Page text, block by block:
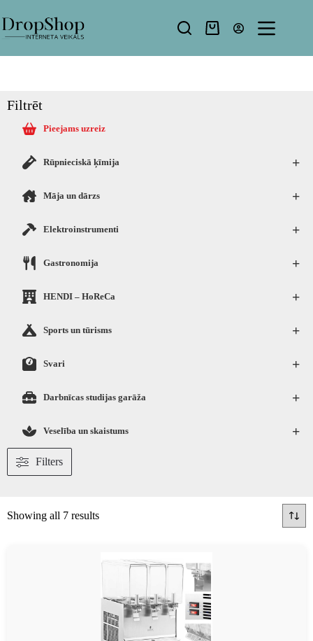
Filtrēt
Pieejams uzreiz
+
Rūpnieciskā ķīmija
+
Māja un dārzs
+
Elektroinstrumenti
+
Gastronomija
+
HENDI – HoReCa
+
Sports un tūrisms
+
Svari
+
Darbnīcas studijas garāža
+
Veselība un skaistums
Filters
Showing all 7 results